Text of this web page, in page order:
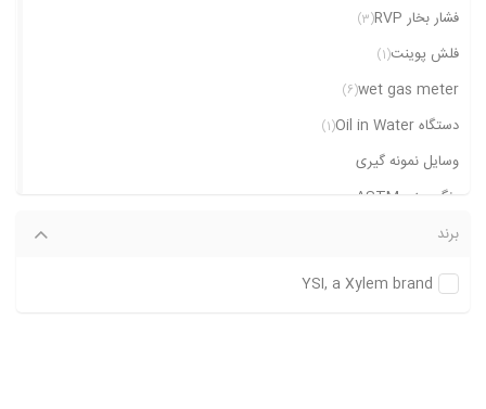
فشار بخار RVP
(3)
فلش پوینت(1)
wet gas meter
(6)
دستگاه Oil in Water (1)
وسایل نمونه گیری
رنگ سنج ASTM
توتال سولفور
کارل فیشر
برند
YSI, a Xylem brand